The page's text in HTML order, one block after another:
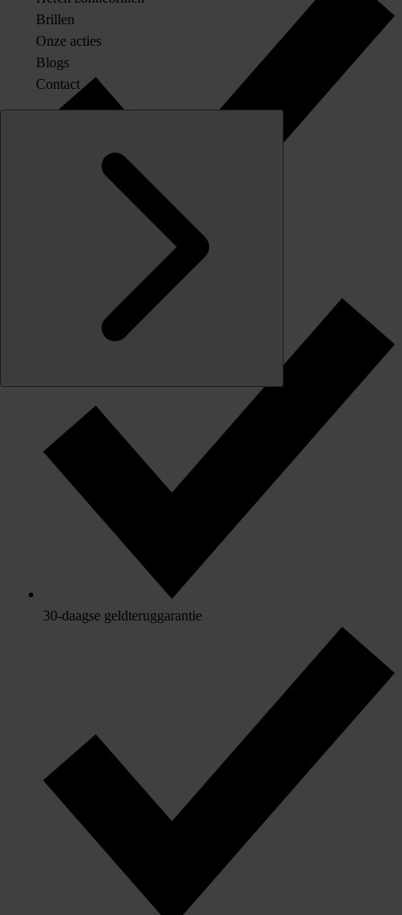
Originele merkglazen op sterkte
30-daagse geldteruggarantie
Brillen
Onze acties
Blogs
Contact